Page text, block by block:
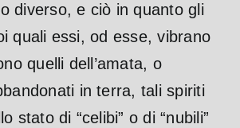
diverso, e ciò in quanto gli
quali essi, od esse, vibrano
quelli dell’amata, o
in terra, tali spiriti
stato di “celibi” o di “nubili”